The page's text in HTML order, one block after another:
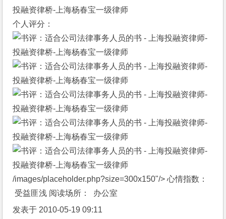
个人评分：
/images/placeholder.php?size=300x150"/> 心情指数：
受益匪浅 阅读场所： 办公室
发表于 2010-05-19 09:11